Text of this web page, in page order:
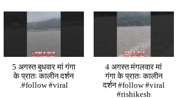
5 अगस्त बुधवार मां गंगा
के प्रातः कालीन दर्शन
.#follow #viral
4 अगस्त मंगलवार मां
गंगा के प्रातः कालीन
दर्शन #follow #viral
#rishikesh